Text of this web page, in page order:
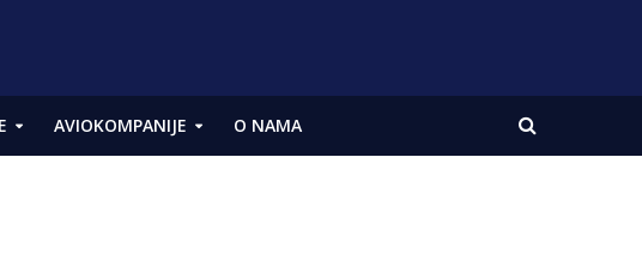
AVIOKOMPANIJE O NAMA